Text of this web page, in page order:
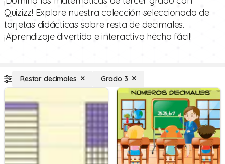
Quizizz! Explore nuestra colección seleccionada de
tarjetas didácticas sobre resta de decimales.
¡Aprendizaje divertido e interactivo hecho fácil!
Restar decimales Grado 3